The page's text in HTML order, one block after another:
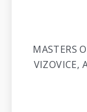
MASTERS
VIZOVICE,